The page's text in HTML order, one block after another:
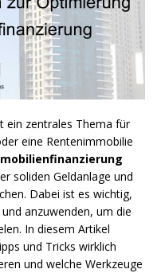
ein zentrales Thema für
eine Rentenimmobilie
soliden Geldanlage und
Dabei ist es wichtig,
anzuwenden, um die
In diesem Artikel
und Tricks wirklich
und welche Werkzeuge